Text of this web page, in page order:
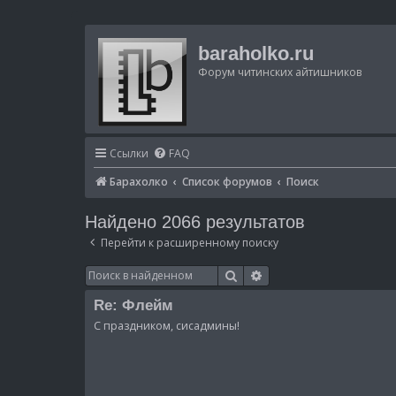
baraholko.ru
Форум читинских айтишников
Ссылки
FAQ
Барахолко
Список форумов Поиск
Найдено 2066 результатов
Перейти к расширенному поиску
Поиск
Re: Флейм
С праздником, сисадмины!